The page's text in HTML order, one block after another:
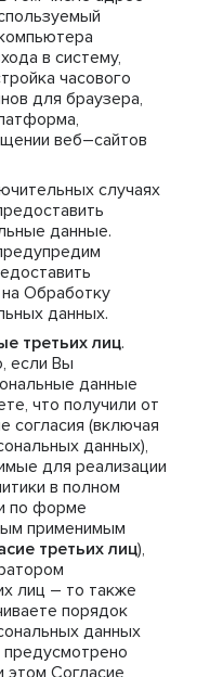
в систему,
часового
для браузера,
веб–сайтов
случаях
данные.
Обработку
данных.
третьих лиц.
если Вы
данные
что получили от
согласия (включая
данных),
для реализации
в полном
по форме
применимым
третьих лиц),
лиц – то также
порядок
данных
этом Согласие